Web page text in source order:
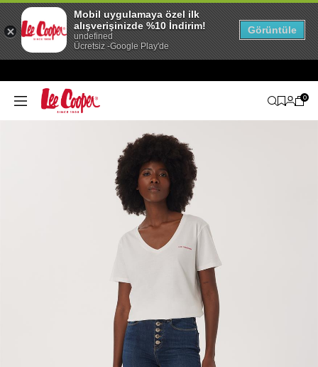
0
Mobil uygulamaya özel ilk
alışverişinizde %10 İndirim!
undefined
Ücretsiz -Google Play'de
Görüntüle